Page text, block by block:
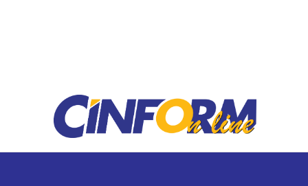
Classificados